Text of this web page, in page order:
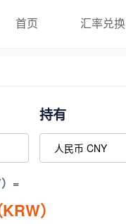
首页 汇率兑换
持有
=
）